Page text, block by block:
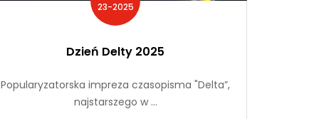
23-2025
Dzień Delty 2025
Popularyzatorska impreza czasopisma "Delta”,
najstarszego w ...